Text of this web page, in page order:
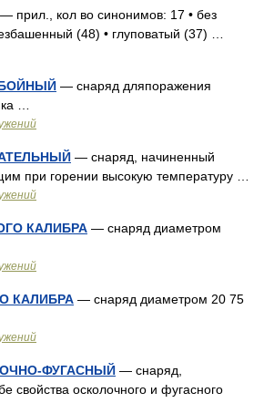
— прил., кол во синонимов: 17 • без
(48) • глуповатый (37) …
— снаряд дляпоражения
…
— снаряд, начиненный
при горении высокую температуру …
КАЛИБРА — снаряд диаметром
КАЛИБРА — снаряд диаметром 20 75
ФУГАСНЫЙ — снаряд,
свойства осколочного и фугасного